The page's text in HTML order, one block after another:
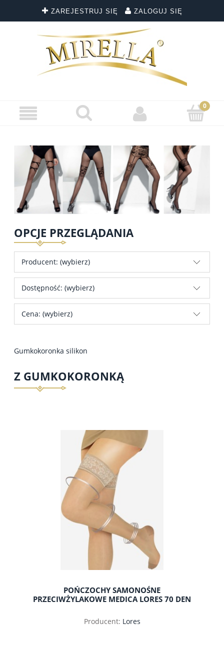
ZAREJESTRUJ SIĘ ZALOGUJ SIĘ
OPCJE PRZEGLĄDANIA
Producent: (wybierz)
Dostępność: (wybierz)
Cena: (wybierz)
Gumkokoronka silikon
Z GUMKOKORONKĄ
POŃCZOCHY SAMONOŚNE
PRZECIWŻYLAKOWE MEDICA LORES 70 DEN
Producent: Lores